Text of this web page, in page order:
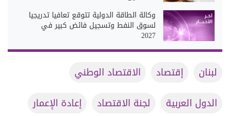
وكالة الطاقة الدولية تتوقع تعافيا تدريجيا
لسوق النفط وتسجيل فائض كبير في
2027
لبنان إقتصاد
الاقتصاد الوطني
الدول العربية
لجنة الاقتصاد
إعادة الإعمار